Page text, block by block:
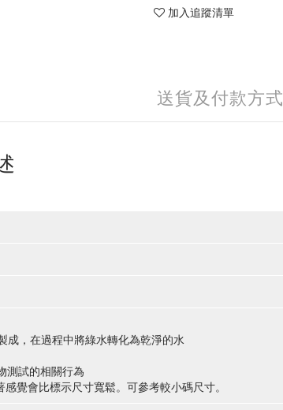
加入追蹤清單
送貨及付款方式
成，在過程中將綠水轉化為乾淨的水
測試的相關行為
感覺會比標示尺寸寬鬆。可參考較小碼尺寸。